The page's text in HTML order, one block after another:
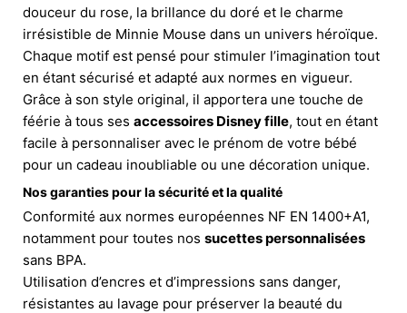
douceur du rose, la brillance du doré et le charme
irrésistible de Minnie Mouse dans un univers héroïque.
Chaque motif est pensé pour stimuler l’imagination tout
en étant sécurisé et adapté aux normes en vigueur.
Grâce à son style original, il apportera une touche de
féérie à tous ses accessoires Disney fille, tout en étant
facile à personnaliser avec le prénom de votre bébé
pour un cadeau inoubliable ou une décoration unique.
Nos garanties pour la sécurité et la qualité
Conformité aux normes européennes NF EN 1400+A1,
notamment pour toutes nos sucettes personnalisées
sans BPA.
Utilisation d’encres et d’impressions sans danger,
résistantes au lavage pour préserver la beauté du